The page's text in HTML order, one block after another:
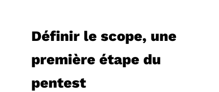
Définir le scope, une
première étape du
pentest